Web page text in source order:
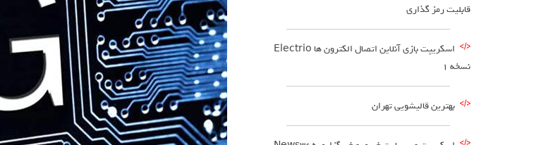
قابلیت رمز گذاری
اسکریپت بازی آنلاین اتصال الکترون ها Electrio
نسخه 1
بهترین قالیشویی تهران